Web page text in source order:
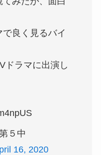
良く見るバイ
ドラマに出演し
５中
16, 2020